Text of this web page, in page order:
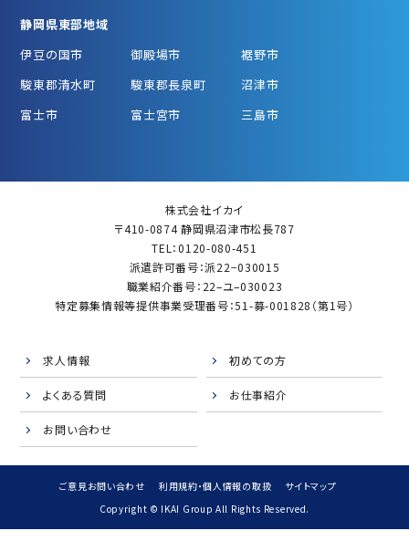
静岡県東部地域
伊豆の国市
御殿場市
裾野市
駿東郡清水町
駿東郡長泉町
沼津市
富士市
富士宮市 三島市
株式会社イカイ
〒410-0874 静岡県沼津市松長787
TEL：0120-080-451
派遣許可番号：派22−030015
職業紹介番号：22–ユ–030023
特定募集情報等提供事業受理番号：51-募-001828（第1号）
求人情報 初めての方
よくある質問 お仕事紹介
お問い合わせ
ご意見お問い合わせ 利用規約・個人情報の取扱
サイトマップ
Copyright © IKAI Group All Rights Reserved.